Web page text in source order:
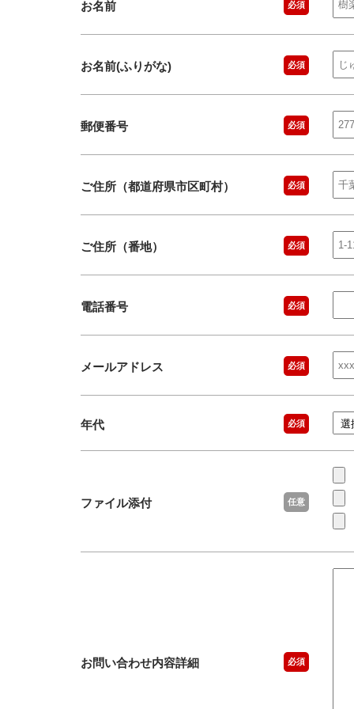
お名前 必須
お名前(ふりがな) 必須
郵便番号 必須
ご住所（都道府県市区町村） 必須
ご住所（番地） 必須
電話番号 必須
メールアドレス 必須
年代 必須
ファイル添付 任意
お問い合わせ内容詳細 必須